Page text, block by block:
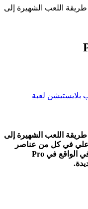
اللعب الشهيرة إلى
بلايستيشن لعبة
اللعب الشهيرة إلى
في كل من عناصر
التحكم والمرئيات الأصلية الجديدة. تحكم في الواقع في Pro